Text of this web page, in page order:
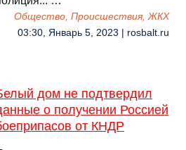
Общество, Происшествия, ЖКХ
03:30, Январь 5, 2023 | rosbalt.ru
дом не подтвердил
о получении Россией
от КНДР